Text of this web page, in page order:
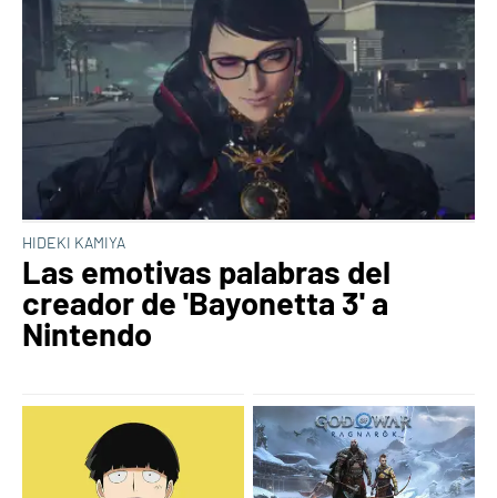
HIDEKI KAMIYA
Las emotivas palabras del
creador de 'Bayonetta 3' a
Nintendo